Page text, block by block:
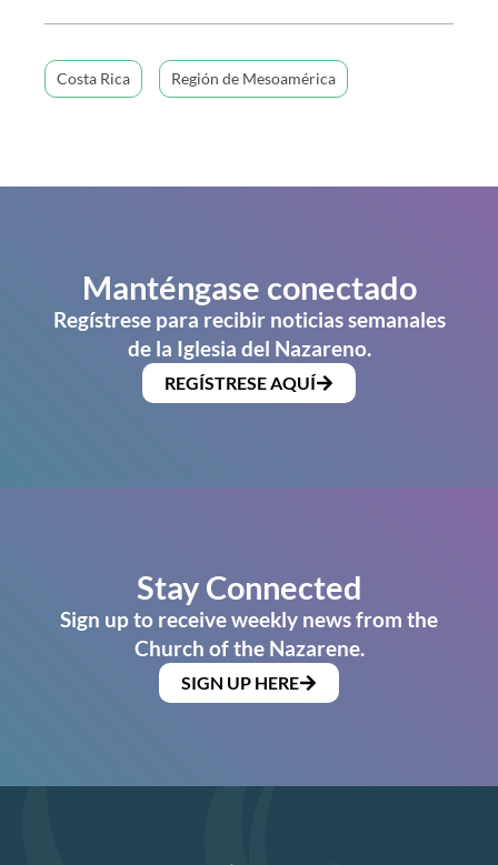
Costa Rica Región de Mesoamérica
Manténgase conectado
Regístrese para recibir noticias semanales
de la Iglesia del Nazareno.
REGÍSTRESE AQUÍ
Stay Connected
Sign up to receive weekly news from the
Church of the Nazarene.
SIGN UP HERE